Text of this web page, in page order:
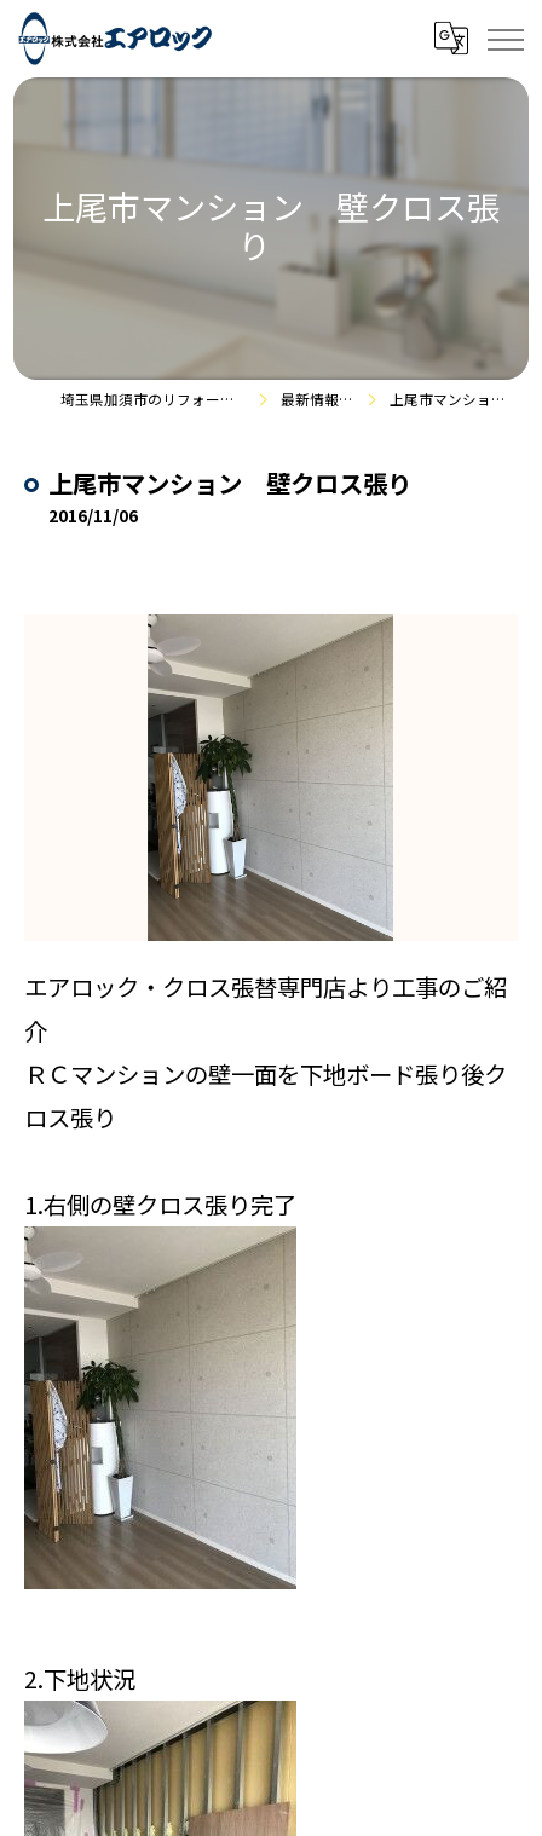
上尾市マンション 壁クロス張
り
埼玉県加須市のリフォームなら株式会社エアロック 最新情報・施工事例 上尾市マンション 壁クロス張り
上尾市マンション 壁クロス張り
2016/11/06
エアロック・クロス張替専門店より工事のご紹
介
ＲＣマンションの壁一面を下地ボード張り後ク
ロス張り
1.右側の壁クロス張り完了
2.下地状況